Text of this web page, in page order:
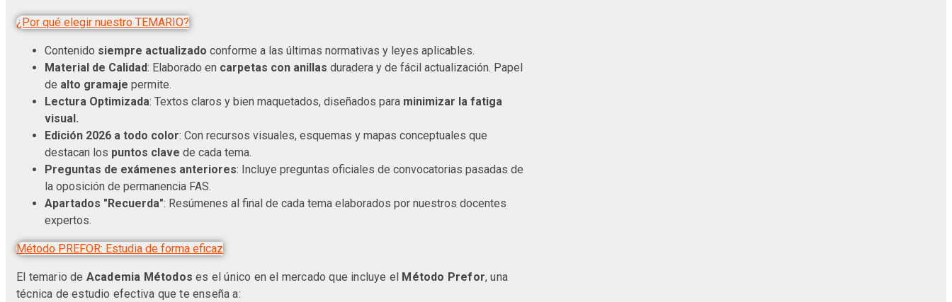
¿Por qué elegir nuestro TEMARIO?
Contenido siempre actualizado conforme a las últimas normativas y leyes aplicables.
Material de Calidad: Elaborado en carpetas con anillas duradera y de fácil actualización. Papel
de alto gramaje permite.
Lectura Optimizada: Textos claros y bien maquetados, diseñados para minimizar la fatiga
visual.
Edición 2026 a todo color: Con recursos visuales, esquemas y mapas conceptuales que
destacan los puntos clave de cada tema.
Preguntas de exámenes anteriores: Incluye preguntas oficiales de convocatorias pasadas de
la oposición de permanencia FAS.
Apartados "Recuerda": Resúmenes al final de cada tema elaborados por nuestros docentes
expertos.
Método PREFOR: Estudia de forma eficaz
El temario de Academia Métodos es el único en el mercado que incluye el Método Prefor, una
técnica de estudio efectiva que te enseña a: